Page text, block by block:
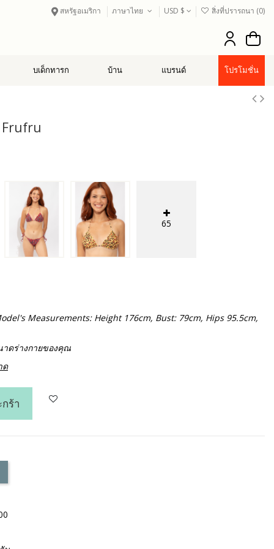
สหรัฐอเมริกา ภาษาไทย USD $ สิ่งที่ปรารถนา (0)
บเด็กทารก บ้าน แบรนด์ โปรโมชั่น
Frufru
65
Measurements: Height 176cm, Bust: 79cm, Hips 95.5cm,
ดร่างกายของคุณ
ด
ร้า